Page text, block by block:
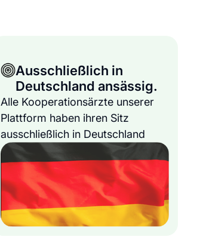
Ausschließlich in
Deutschland ansässig.
Alle Kooperationsärzte unserer
Plattform haben ihren Sitz
ausschließlich in Deutschland